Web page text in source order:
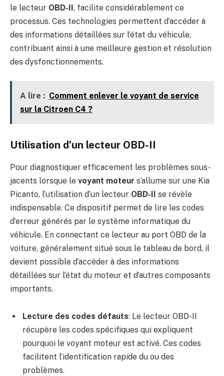
le lecteur OBD-II , facilite considérablement ce
processus. Ces technologies permettent d’accéder à
des informations détaillées sur l’état du véhicule,
contribuant ainsi à une meilleure gestion et résolution
des dysfonctionnements.
A lire : Comment enlever le voyant de service
sur la Citroen C4 ?
Utilisation d’un lecteur OBD-II
Pour diagnostiquer efficacement les problèmes sous-
jacents lorsque le voyant moteur s’allume sur une Kia
Picanto, l’utilisation d’un lecteur OBD-II se révèle
indispensable. Ce dispositif permet de lire les codes
d’erreur générés par le système informatique du
véhicule. En connectant ce lecteur au port OBD de la
voiture, généralement situé sous le tableau de bord, il
devient possible d’accéder à des informations
détaillées sur l’état du moteur et d’autres composants
importants.
Lecture des codes défauts: Le lecteur OBD-II
récupère les codes spécifiques qui expliquent
pourquoi le voyant moteur est activé. Ces codes
facilitent l’identification rapide du ou des
problèmes.